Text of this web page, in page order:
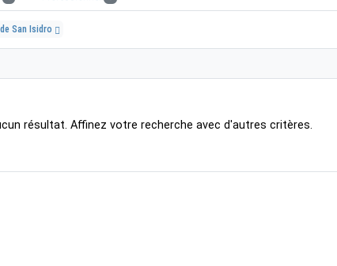
San Isidro
résultat. Affinez votre recherche avec d'autres critères.